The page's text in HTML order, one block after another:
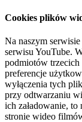
Cookies plików
Na naszym
serwisu YouTube.
podmiotów trzecich
preferencje
wyłączenia tych
przy odtwarzaniu
ich załadowanie,
stronie wideo